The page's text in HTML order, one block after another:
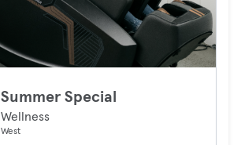
Summer Special
Wellness
West